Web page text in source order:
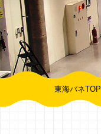
東海バネTOP